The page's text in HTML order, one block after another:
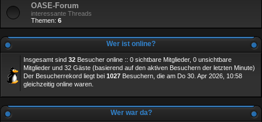
OASE-Forum
interessante Threads
Themen: 6
Wer ist online?
Insgesamt sind 32 Besucher online :: 0 sichtbare Mitglieder, 0 unsichtbare
Mitglieder und 32 Gäste (basierend auf den aktiven Besuchern der letzten Minute)
Der Besucherrekord liegt bei 1027 Besuchern, die am Do 30. Apr 2026, 10:58
gleichzeitig online waren.
Wer war da?